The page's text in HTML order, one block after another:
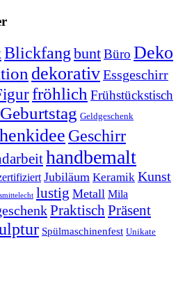
Blickfang buntBüro Deko
dekorativEssgeschirr
fröhlich Frühstückstisch
Geburtstag Geldgeschenk
Geschirr
handbemalt
Jubiläum Keramik Kunst
lustig Metall Mila
PraktischPräsent
Spülmaschinenfest Unikate